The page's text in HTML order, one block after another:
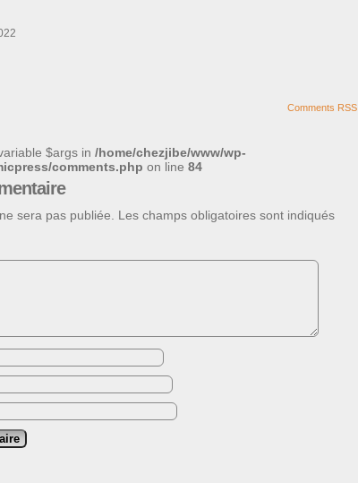
Comments RSS
$args in /home/chezjibe/www/wp-
comments.php on line 84
sera pas publiée.
Les champs obligatoires sont indiqués